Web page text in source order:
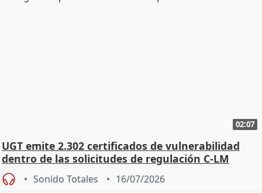
02:07
UGT emite 2.302 certificados de vulnerabilidad
dentro de las solicitudes de regulación C-LM
Sonido Totales 16/07/2026